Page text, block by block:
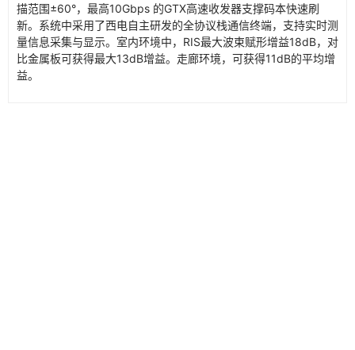
描范围±60°，最高10Gbps 的GTX高速收发器支撑码本快速刷
新。系统中采用了西电自主研发的全协议栈通信终端，支持实时测
量信息采集与显示。室内环境中，RIS最大波束赋形增益18dB，对
比金属板可获得最大13dB增益。走廊环境，可获得11dB的平均增
益。